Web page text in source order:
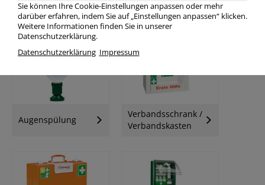
Feuerlöscher Ruheraumliegen
Augenspülung
Verbandsschrank /
Verbandskasten
Sie können Ihre Cookie-Einstellungen anpassen oder mehr
darüber erfahren, indem Sie auf „Einstellungen anpassen“ klicken.
Weitere Informationen finden Sie in unserer
Datenschutzerklärung.
Datenschutzerklärung Impressum